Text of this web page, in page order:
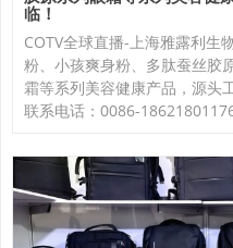
临！
COTV全球直播-上海雅露利生
粉、小孩爽身粉、多肽蚕丝胶
霜等系列美容健康产品，源头
联系电话：0086-